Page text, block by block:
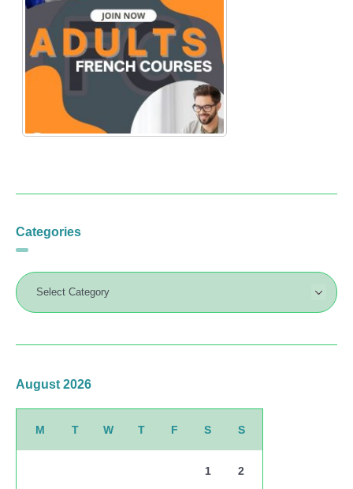
Categories
August 2026
M T W T F S S
1 2